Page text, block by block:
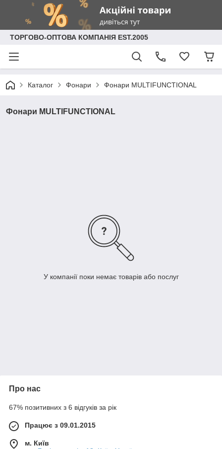
ТОРГОВО-ОПТОВА КОМПАНІЯ EST.2005
Каталог Фонари Фонари MULTIFUNCTIONAL
Фонари MULTIFUNCTIONAL
У компанії поки немає товарів або послуг
Про нас
67% позитивних з 6 відгуків за рік
Працює з 09.01.2015
м. Київ